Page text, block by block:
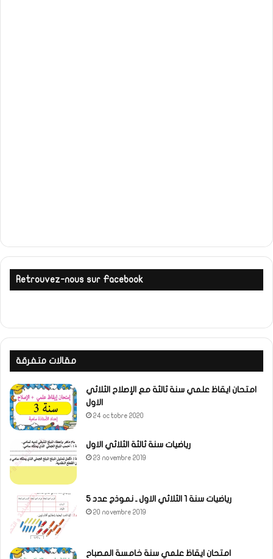
Retrouvez-nous sur Facebook
مقالات متفرقة
امتحان ايقاظ علمي سنة ثالثة مع الإصلاح الثلاثي
الاول
24 octobre 2020
رياضيات سنة ثالثة الثلاثي الاول
23 novembre 2019
رياضيات سنة 1 الثلاثي الاول ـ نموذج عدد 5
20 novembre 2019
امتحان ايقاظ علمي سنة خامسة المصباح